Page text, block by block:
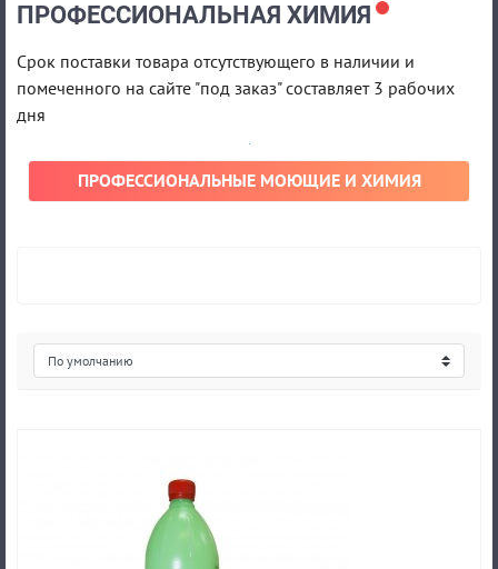
ПРОФЕССИОНАЛЬНАЯ ХИМИЯ
Срок поставки товара отсутствующего в наличии и
помеченного на сайте "под заказ" составляет 3 рабочих
дня
ПРОФЕССИОНАЛЬНЫЕ МОЮЩИЕ И ХИМИЯ